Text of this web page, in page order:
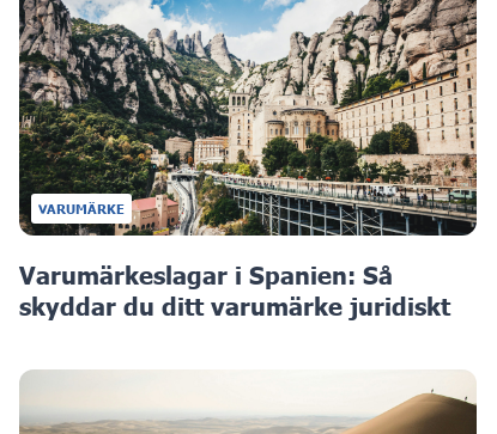
VARUMÄRKE
Varumärkeslagar i Spanien: Så
skyddar du ditt varumärke juridiskt